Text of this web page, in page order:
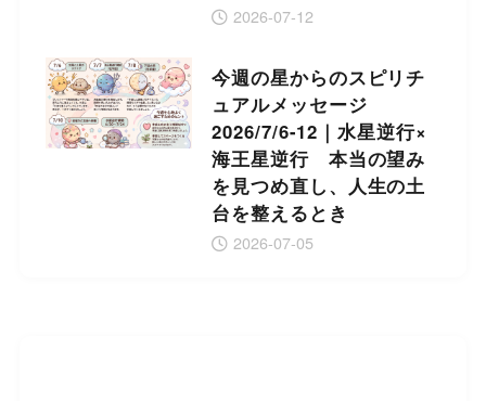
2026-07-12
今週の星からのスピリチ
ュアルメッセージ
2026/7/6-12｜水星逆行×
海王星逆行 本当の望み
を見つめ直し、人生の土
台を整えるとき
2026-07-05